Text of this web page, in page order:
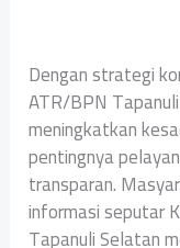
Dengan strategi
ATR/BPN
meningkatkan
pentingnya
transparan.
informasi seputar
Tapanuli Selatan